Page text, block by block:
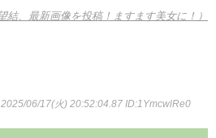
結、最新画像を投稿！ますます美女に！）
2025/06/17(火) 20:52:04.87 ID:1YmcwlRe0